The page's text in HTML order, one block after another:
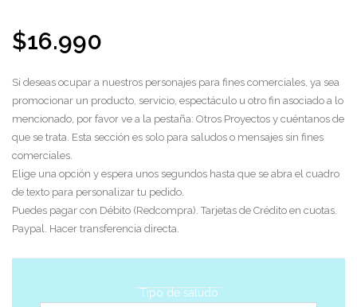
$16.990
Si deseas ocupar a nuestros personajes para fines comerciales, ya sea
promocionar un producto, servicio, espectáculo u otro fin asociado a lo
mencionado, por favor ve a la pestaña: Otros Proyectos y cuéntanos de
que se trata. Esta sección es solo para saludos o mensajes sin fines
comerciales.
Elige una opción y espera unos segundos hasta que se abra el cuadro
de texto para personalizar tu pedido.
Puedes pagar con Débito (Redcompra). Tarjetas de Crédito en cuotas.
Paypal. Hacer transferencia directa.
Tipo de saludo